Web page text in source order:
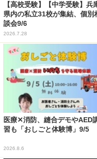
【高校受験】【中学受験】兵
県内の私立31校が集結、個別
談会9/6
2026.7.28
医療✕消防、縫合デモやAED
習も「おしごと体験博」9/5
2026.8.6